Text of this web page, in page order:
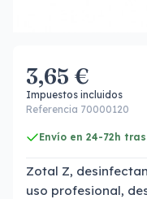
3,65 €
Impuestos incluidos
Referencia 70000120
Envío en 24-72h
Zotal Z,
uso profesional,